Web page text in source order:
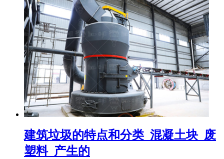
建筑垃圾的特点和分类_混凝土块_废
塑料_产生的